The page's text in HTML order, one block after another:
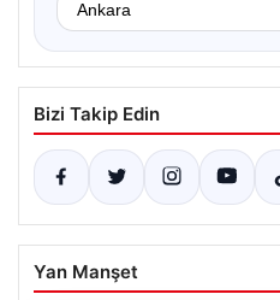
Bizi Takip Edin
Yan Manşet